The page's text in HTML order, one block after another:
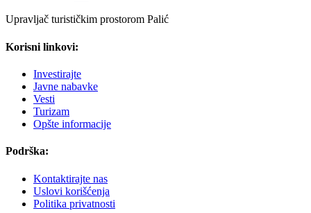
Upravljač turističkim prostorom Palić
Korisni linkovi:
Investirajte
Javne nabavke
Vesti
Turizam
Opšte informacije
Podrška:
Kontaktirajte nas
Uslovi korišćenja
Politika privatnosti